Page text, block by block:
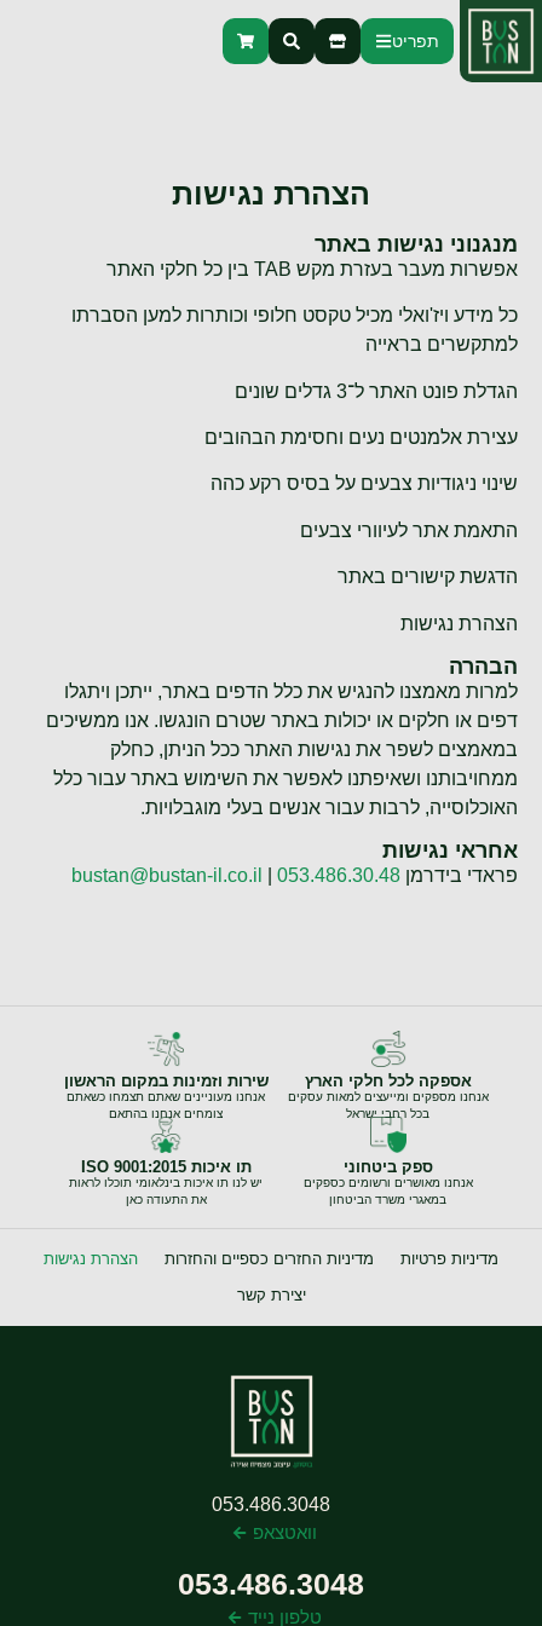
תפריט
הצהרת נגישות
מנגנוני נגישות באתר
אפשרות מעבר בעזרת מקש TAB בין כל חלקי האתר
כל מידע ויז'ואלי מכיל טקסט חלופי וכותרות למען הסברתו
למתקשרים בראייה
הגדלת פונט האתר ל־3 גדלים שונים
עצירת אלמנטים נעים וחסימת הבהובים
שינוי ניגודיות צבעים על בסיס רקע כהה
התאמת אתר לעיוורי צבעים
הדגשת קישורים באתר
הצהרת נגישות
הבהרה
למרות מאמצנו להנגיש את כלל הדפים באתר, ייתכן ויתגלו
דפים או חלקים או יכולות באתר שטרם הונגשו. אנו ממשיכים
במאמצים לשפר את נגישות האתר ככל הניתן, כחלק
ממחויבותנו ושאיפתנו לאפשר את השימוש באתר עבור כלל
האוכלוסייה, לרבות עבור אנשים בעלי מוגבלויות.
אחראי נגישות
פראדי בידרמן 053.486.30.48
bustan@bustan-il.co.il
אספקה לכל חלקי הארץ
אנחנו מספקים ומייעצים למאות עסקים
בכל רחבי ישראל
שירות וזמינות במקום הראשון
אנחנו מעוניינים שאתם תצמחו כשאתם
צומחים אנחנו בהתאם
ספק ביטחוני
אנחנו מאושרים ורשומים כספקים
במאגרי משרד הביטחון
תו איכות ISO 9001:2015
יש לנו תו איכות בינלאומי תוכלו לראות
את התעודה כאן
מדיניות פרטיות מדיניות החזרים כספיים והחזרות
הצהרת נגישות
יצירת קשר
053.486.3048
וואטצאפ
053.486.3048
טלפון נייד